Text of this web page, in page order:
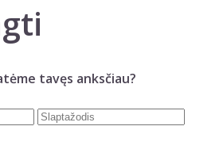
tavęs anksčiau?